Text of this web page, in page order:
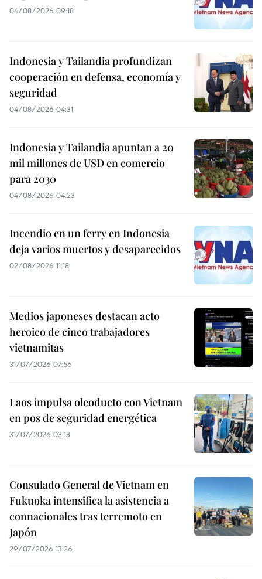
04/08/2026 09:18
Indonesia y Tailandia profundizan
cooperación en defensa, economía y
seguridad
04/08/2026 04:31
Indonesia y Tailandia apuntan a 20
mil millones de USD en comercio
para 2030
04/08/2026 04:23
Incendio en un ferry en Indonesia
deja varios muertos y desaparecidos
02/08/2026 11:18
Medios japoneses destacan acto
heroico de cinco trabajadores
vietnamitas
31/07/2026 07:56
Laos impulsa oleoducto con Vietnam
en pos de seguridad energética
31/07/2026 03:13
Consulado General de Vietnam en
Fukuoka intensifica la asistencia a
connacionales tras terremoto en
Japón
29/07/2026 13:26